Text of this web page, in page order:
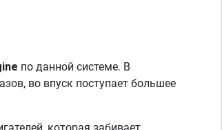
по данной системе. В
во впуск поступает большее